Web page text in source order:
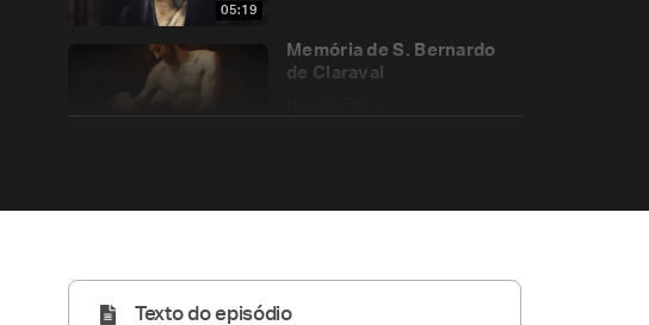
05:19
Memória de S. Bernardo
de Claraval
Texto do episódio